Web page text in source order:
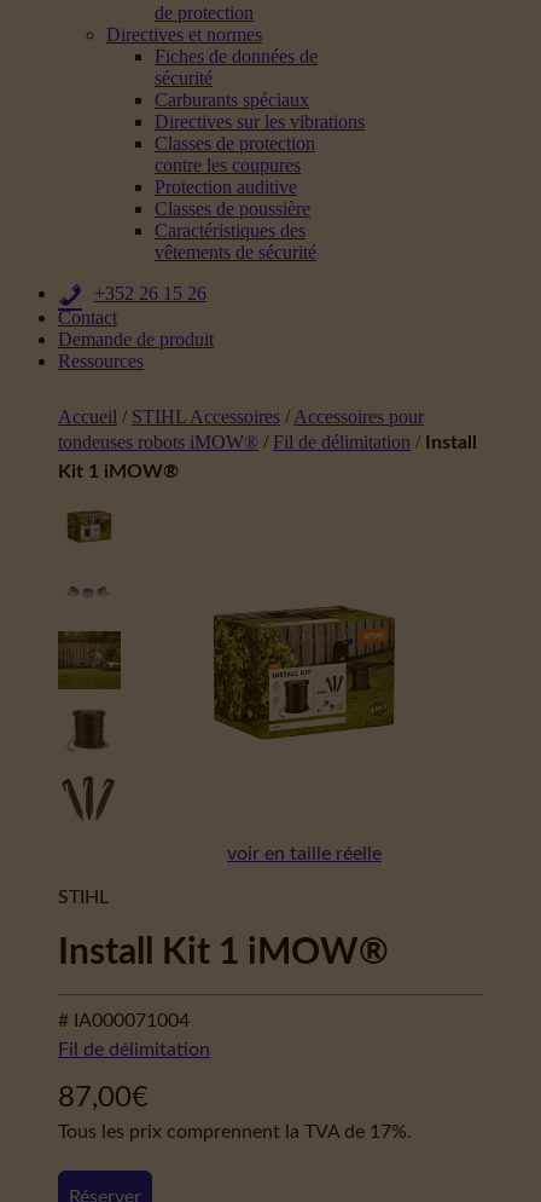
de protection
Directives et normes
Fiches de données de
sécurité
Carburants spéciaux
Directives sur les vibrations
Classes de protection
contre les coupures
Protection auditive
Classes de poussière
Caractéristiques des
vêtements de sécurité
+352 26 15 26
Contact
Demande de produit
Ressources
Accueil / STIHL Accessoires / Accessoires pour
tondeuses robots iMOW® / Fil de délimitation /
Install
Kit 1 iMOW®
voir en taille réelle
STIHL
Install Kit 1 iMOW®
# IA000071004
Fil de délimitation
87,00€
Tous les prix comprennent la TVA de 17%.
Réserver